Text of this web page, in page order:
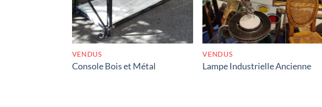
VENDUS
Console Bois et Métal
VENDUS
Lampe Industrielle Ancienne